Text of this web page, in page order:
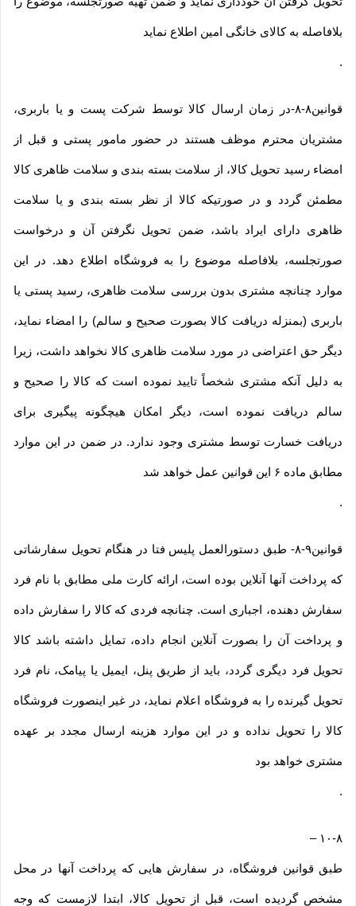
بلافاصله به کالای خانگی امین اطلاع نماید
.
قوانین۸-۸-در زمان ارسال کالا توسط شرکت پست و یا باربری،
مشتریان محترم موظف هستند در حضور مامور پستی و قبل از
امضاء رسید تحویل کالا، از سلامت بسته بندی و سلامت ظاهری کالا
مطمئن گردد و در صورتیکه کالا از نظر بسته بندی و یا سلامت
ظاهری دارای ایراد باشد، ضمن تحویل نگرفتن آن و درخواست
صورتجلسه، بلافاصله موضوع را به فروشگاه اطلاع دهد. در این
موارد چنانچه مشتری بدون بررسی سلامت ظاهری، رسید پستی یا
باربری (بمنزله دریافت کالا بصورت صحیح و سالم) را امضاء نماید،
دیگر حق اعتراضی در مورد سلامت ظاهری کالا نخواهد داشت، زیرا
به دلیل آنکه مشتری شخصاً تایید نموده است که کالا را صحیح و
سالم دریافت نموده است، دیگر امکان هیچگونه پیگیری برای
دریافت خسارت توسط مشتری وجود ندارد. در ضمن در این موارد
مطابق ماده ۶ این قوانین عمل خواهد شد
.
قوانین۹-۸- طبق دستورالعمل پلیس فتا در هنگام تحویل سفارشاتی
که پرداخت آنها آنلاین بوده است، ارائه کارت ملی مطابق با نام فرد
سفارش دهنده، اجباری است. چنانچه فردی که کالا را سفارش داده
و پرداخت آن را بصورت آنلاین انجام داده، تمایل داشته باشد کالا
تحویل فرد دیگری گردد، باید از طریق پنل، ایمیل یا پیامک، نام فرد
تحویل گیرنده را به فروشگاه اعلام نماید، در غیر اینصورت فروشگاه
کالا را تحویل نداده و در این موارد هزینه ارسال مجدد بر عهده
مشتری خواهد بود
.
۱۰-۸ –
طبق قوانین فروشگاه، در سفارش هایی که پرداخت آنها در محل
مشخص گردیده است، قبل از تحویل کالا، ابتدا لازمست که وجه